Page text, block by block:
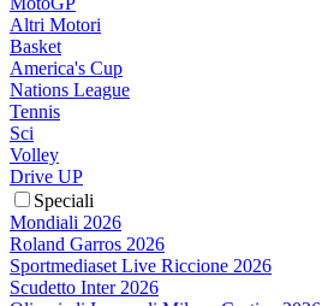
Altri Motori
Basket
America's Cup
Nations League
Tennis
Sci
Volley
Drive UP
Speciali
Mondiali 2026
Roland Garros 2026
Sportmediaset Live Riccione 2026
Scudetto Inter 2026